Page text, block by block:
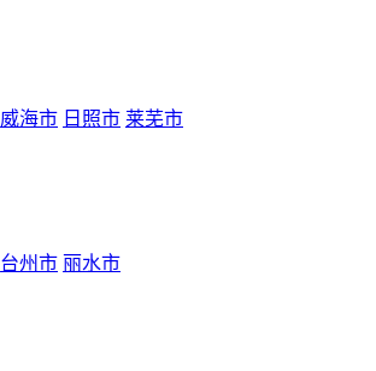
威海市 日照市 莱芜市
台州市 丽水市